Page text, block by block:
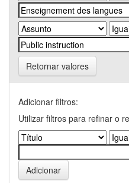
Retornar valores
Adicionar filtros:
Utilizar filtros para refinar o